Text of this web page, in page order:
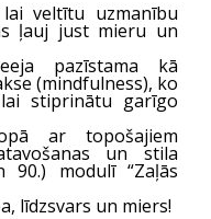
veltītu uzmanību
ļauj just mieru un
pazīstama kā
(mindfulness), ko
stiprinātu garīgo
ar topošajiem
un stila
90.) modulī “Zaļās
līdzsvars un miers!